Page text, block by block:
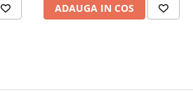
ADAUGA IN COS